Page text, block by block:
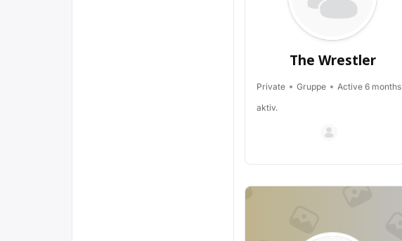
The Wrestler
Private Gruppe
Active 6 months
aktiv.